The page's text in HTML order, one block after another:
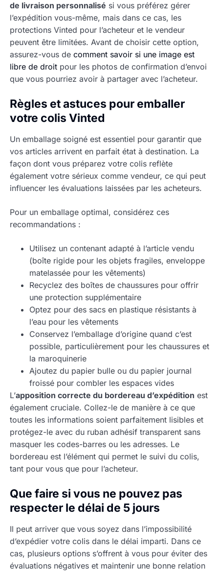
de livraison personnalisé si vous préférez gérer
l’expédition vous-même, mais dans ce cas, les
protections Vinted pour l’acheteur et le vendeur
peuvent être limitées. Avant de choisir cette option,
assurez-vous de comment savoir si une image est
libre de droit pour les photos de confirmation d’envoi
que vous pourriez avoir à partager avec l’acheteur.
Règles et astuces pour emballer
votre colis Vinted
Un emballage soigné est essentiel pour garantir que
vos articles arrivent en parfait état à destination. La
façon dont vous préparez votre colis reflète
également votre sérieux comme vendeur, ce qui peut
influencer les évaluations laissées par les acheteurs.
Pour un emballage optimal, considérez ces
recommandations :
Utilisez un contenant adapté à l’article vendu
(boîte rigide pour les objets fragiles, enveloppe
matelassée pour les vêtements)
Recyclez des boîtes de chaussures pour offrir
une protection supplémentaire
Optez pour des sacs en plastique résistants à
l’eau pour les vêtements
Conservez l’emballage d’origine quand c’est
possible, particulièrement pour les chaussures et
la maroquinerie
Ajoutez du papier bulle ou du papier journal
froissé pour combler les espaces vides
L’apposition correcte du bordereau d’expédition est
également cruciale. Collez-le de manière à ce que
toutes les informations soient parfaitement lisibles et
protégez-le avec du ruban adhésif transparent sans
masquer les codes-barres ou les adresses. Le
bordereau est l’élément qui permet le suivi du colis,
tant pour vous que pour l’acheteur.
Que faire si vous ne pouvez pas
respecter le délai de 5 jours
Il peut arriver que vous soyez dans l’impossibilité
d’expédier votre colis dans le délai imparti. Dans ce
cas, plusieurs options s’offrent à vous pour éviter des
évaluations négatives et maintenir une bonne relation